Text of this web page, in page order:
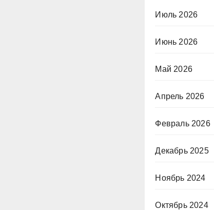
Июль 2026
Июнь 2026
Май 2026
Апрель 2026
Февраль 2026
Декабрь 2025
Ноябрь 2024
Октябрь 2024